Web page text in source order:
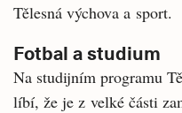
Tělesná výchova a sport.
Fotbal a studium
Na studijním programu
líbí, že je z velké části